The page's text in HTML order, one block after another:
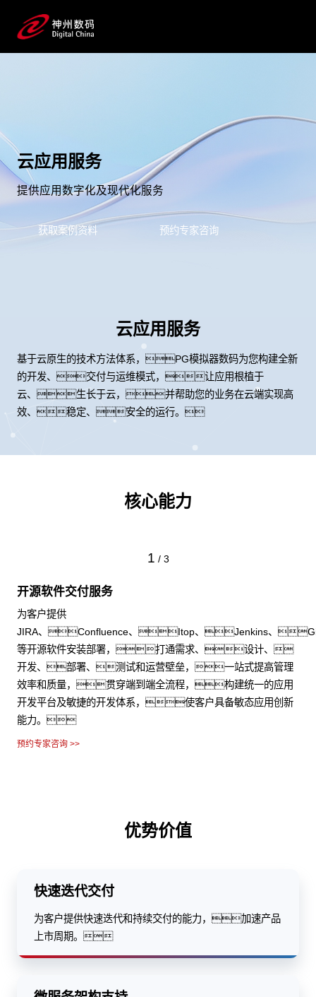
云应用服务
提供应用数字化及现代化服务
获取案例资料 预约专家咨询
云应用服务
基于云原生的技术方法体系，PG模拟器数码为您构建全新
的开发、交付与运维模式，让应用根植于
云、生长于云，并帮助您的业务在云端实现高
效、稳定、安全的运行。
核心能力
1 / 3
开源软件交付服务
为客户提供
JIRA、Confluence、Itop、Jenkins、
等开源软件安装部署，打通需求、设计、
开发、部署、测试和运营壁垒，一站式提高管理
效率和质量，贯穿端到端全流程，构建统一的应用
开发平台及敏捷的开发体系，使客户具备敏态应用创新
能力。
预约专家咨询 >>
优势价值
快速迭代交付
为客户提供快速迭代和持续交付的能力，加速产品
上市周期。